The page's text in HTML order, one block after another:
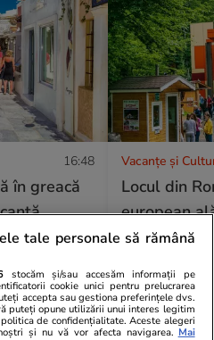
16:48
în greacă
Vacanțe și
Locul din
european
atins 4,5
04 aug.
tale personale să rămână
stocăm și/sau accesăm informații pe
cookie unici pentru prelucrarea
accepta sau gestiona preferințele dvs.
puteți opune utilizării unui interes legitim
de confidențialitate. Aceste alegeri
și nu vă vor afecta navigarea. Mai